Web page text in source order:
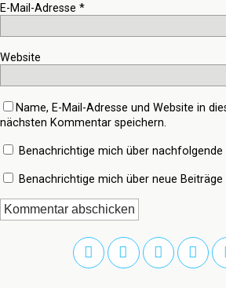
E-Mail-Adresse *
Website
Name, E-Mail-Adresse und Website in
nächsten Kommentar speichern.
Benachrichtige mich über
Benachrichtige mich über neue Beiträge